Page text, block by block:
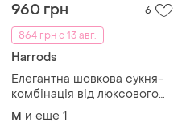
960 грн
6
864 грн с 13 авг.
Harrods
Елегантна шовкова сукня-
комбінація від люксового
британського бренду
harrods (knightsbridge,
M и еще 1